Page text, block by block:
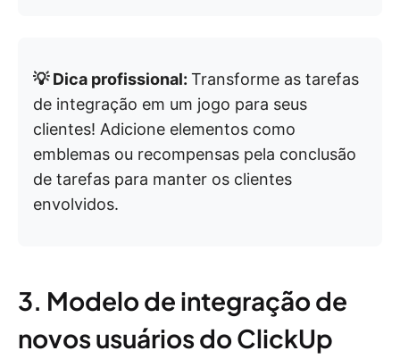
💡 Dica profissional: Transforme as tarefas
de integração em um jogo para seus
clientes! Adicione elementos como
emblemas ou recompensas pela conclusão
de tarefas para manter os clientes
envolvidos.
3. Modelo de integração de
novos usuários do ClickUp